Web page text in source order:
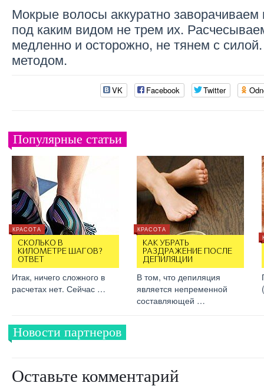
Мокрые волосы аккуратно
под каким видом не трем их.
медленно и осторожно, не тянем с
методом.
VK Facebook Twitter
Популярные статьи
КРАСОТА
СКОЛЬКО В
КИЛОМЕТРЕ ШАГОВ?
ОТВЕТ
Итак, ничего сложного в
расчетах нет. Сейчас …
КРАСОТА
КАК УБРАТЬ
РАЗДРАЖЕНИЕ ПОСЛЕ
ДЕПИЛЯЦИИ
В том, что депиляция
является непременной
составляющей …
Новости партнеров
Оставьте комментарий